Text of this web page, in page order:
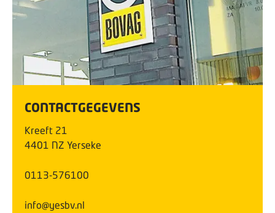
CONTACTGEGEVENS
Kreeft 21
4401 NZ Yerseke
0113-576100
info@yesbv.nl